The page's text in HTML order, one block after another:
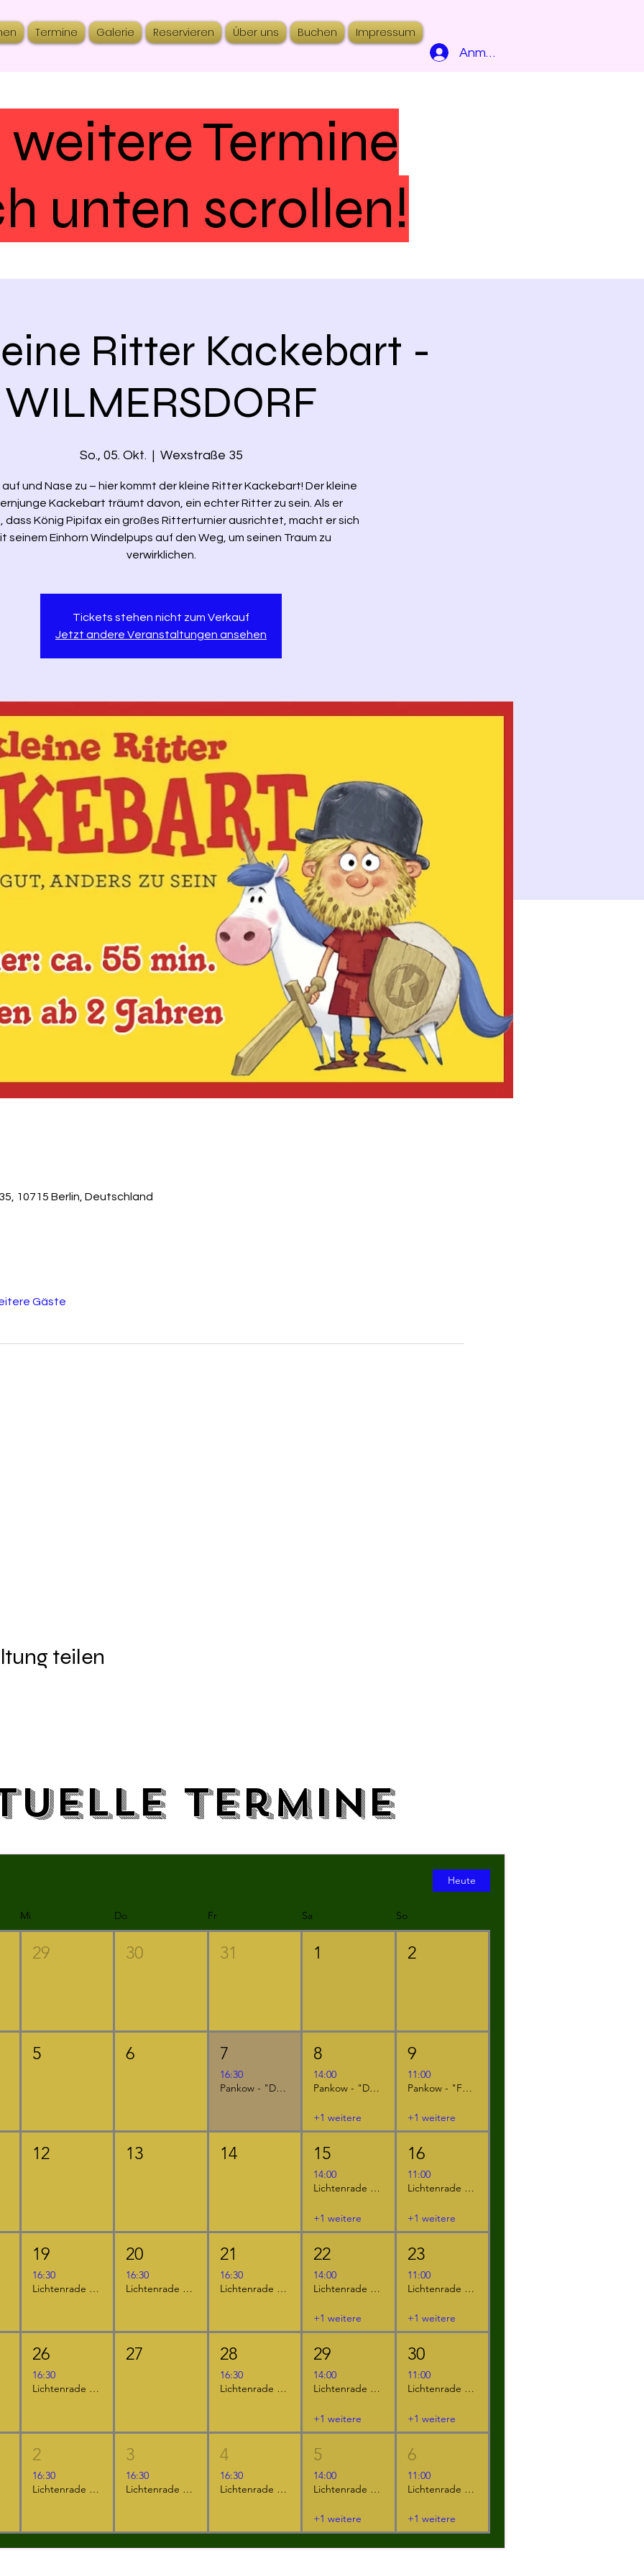
Termine Galerie Reservieren Über uns Buchen Impressum
Anmelden
weitere Termine
unten scrollen!
Ritter Kackebart -
WILMERSDORF
So., 05. Okt.
  |
Wexstraße 35
und Nase zu – hier kommt der kleine Ritter Kackebart! Der kleine
Kackebart träumt davon, ein echter Ritter zu sein. Als er
dass König Pipifax ein großes Ritterturnier ausrichtet, macht er sich
seinem Einhorn Windelpups auf den Weg, um seinen Traum zu
verwirklichen.
Tickets stehen nicht zum Verkauf
Jetzt andere Veranstaltungen ansehen
10715 Berlin, Deutschland
Gäste
teilen
Termine
Heute
Mi Do Fr Sa So
29 30 31 1 2
5 6 7
16:30
Pankow - "Der kleine Ritter Kackebart"
8
14:00
Pankow - "Der kleine Ritter Kackebart"
+1 weitere
9
11:00
Pankow - "Furzipups, der Knatterdrache"
+1 weitere
12 13 14 15
14:00
Lichtenrade - "Furzipups und Lulu Lavazunge"
+1 weitere
16
11:00
Lichtenrade - "Furzipups, der Knatterdrache"
+1 weitere
19
16:30
Lichtenrade - "Das NEINhorn und die SchLANGEWEILE"
20
16:30
Lichtenrade - "Furzipups, der Knatterdrache"
21
16:30
Lichtenrade - "Furzipups und Lulu Lavazunge"
22
14:00
Lichtenrade - "Der kleine Ritter Kackebart"
+1 weitere
23
11:00
Lichtenrade - "Furzipups und Lulu Lavazunge"
+1 weitere
26
16:30
Lichtenrade - "Furzipups, der Knatterdrache"
27 28
16:30
Lichtenrade - "Der kleine Ritter Kackebart"
29
14:00
Lichtenrade - "Das NEINhorn"
+1 weitere
30
11:00
Lichtenrade - "Der kleine Ritter Kackebart"
+1 weitere
2
16:30
Lichtenrade - "Furzipups und Lulu Lavazunge"
3
16:30
Lichtenrade - "Der kleine Ritter Kackebart"
4
16:30
Lichtenrade - "Das NEINhorn"
5
14:00
Lichtenrade - "Das NEINhorn und die SchLANGEWEILE"
+1 weitere
6
11:00
Lichtenrade - "Das NEINhorn"
+1 weitere